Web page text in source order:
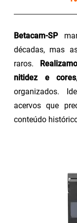
Betacam-SP
décadas, mas
raros.
nitidez e cores
organizados.
acervos que
conteúdo